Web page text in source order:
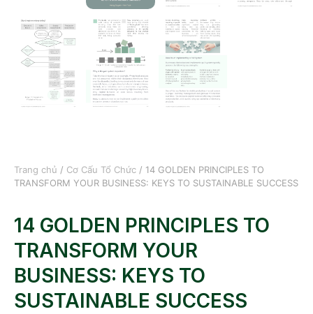
Trang chủ / Cơ Cấu Tổ Chức / 14 GOLDEN PRINCIPLES TO
TRANSFORM YOUR BUSINESS: KEYS TO SUSTAINABLE SUCCESS
14 GOLDEN PRINCIPLES TO
TRANSFORM YOUR
BUSINESS: KEYS TO
SUSTAINABLE SUCCESS